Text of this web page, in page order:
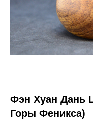
Фэн Хуан Дань
Горы Феникса)